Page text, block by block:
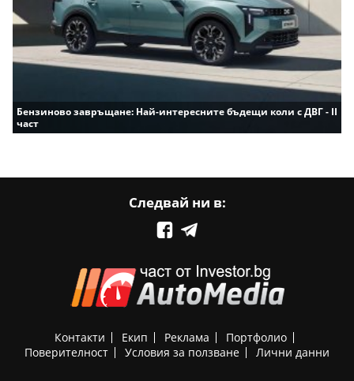
Бензиново завръщане: Най-интересните бъдещи коли с ДВГ - II
част
Следвай ни в:
Контакти Екип Реклама
Портфолио
Поверителност
Условия за ползване Лични данни